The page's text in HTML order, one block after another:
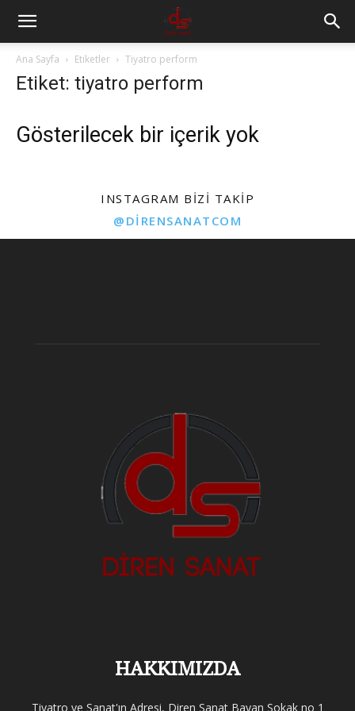
Ana Sayfa Etiketler Tiyatro perform
Etiket: tiyatro perform
Gösterilecek bir içerik yok
INSTAGRAM BIZI TAKIP
@DIRENSANATCOM
HAKKIMIZDA
Tiyatro ve Sanat'ın Adresi, Diren Sanat Bayan Sokak no 1